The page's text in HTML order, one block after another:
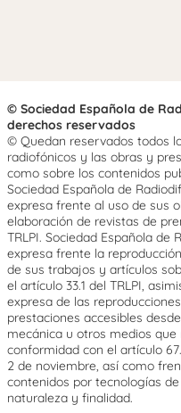
© Sociedad Española de
derechos reservados
© Quedan reservados todos
radiofónicos y las obras y
como sobre los contenidos
Sociedad Española de
expresa frente al uso de sus
elaboración de revistas de
TRLPI. Sociedad Española de
expresa frente la
de sus trabajos y artículos
el artículo 33.1 del TRLPI,
expresa de las
prestaciones accesibles
mecánica u otros medios
conformidad con el artículo
2 de noviembre, así como
contenidos por tecnologías
naturaleza y finalidad.